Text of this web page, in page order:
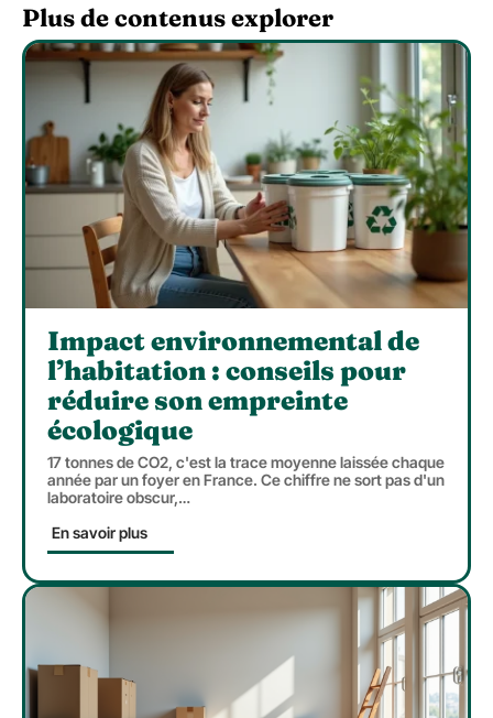
Plus de contenus explorer
Impact environnemental de
l’habitation : conseils pour
réduire son empreinte
écologique
17 tonnes de CO2, c'est la trace moyenne laissée chaque
année par un foyer en France. Ce chiffre ne sort pas d'un
laboratoire obscur,…
En savoir plus